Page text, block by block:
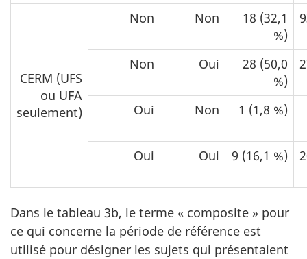
CERM (UFS
ou UFA
seulement)
Non Non
18 (32,1
%)
Non Oui
28 (50,0
%)
Oui Non 1 (1,8 %)
Oui Oui 9 (16,1 %)
Dans le tableau 3b, le terme « composite » pour
ce qui concerne la période de référence est
utilisé pour désigner les sujets qui présentaient